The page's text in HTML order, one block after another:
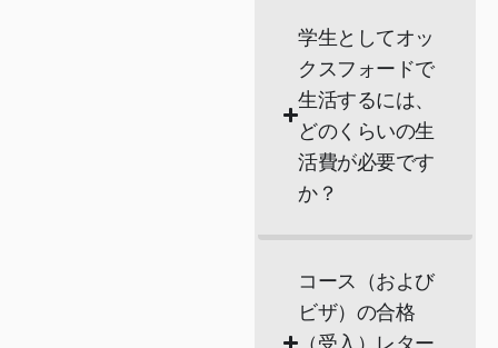
学生としてオッ
クスフォードで
生活するには、
どのくらいの生
活費が必要です
か？
コース（および
ビザ）の合格
（受入）レター